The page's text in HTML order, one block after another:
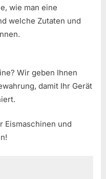
wie man eine
welche Zutaten und
Wir geben Ihnen
damit Ihr Gerät
Eismaschinen und